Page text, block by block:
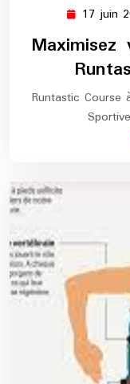
17 juin
Maximisez
Runtastic Course